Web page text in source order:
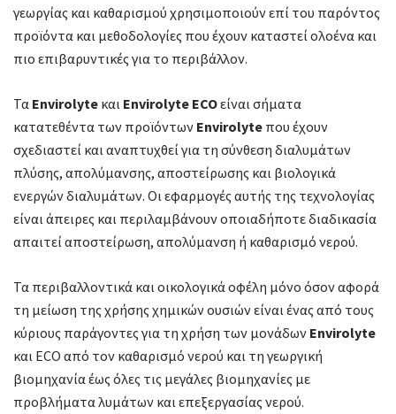
γεωργίας και καθαρισμού χρησιμοποιούν επί του παρόντος
προϊόντα και μεθοδολογίες που έχουν καταστεί ολοένα και
πιο επιβαρυντικές για το περιβάλλον.
Τα Envirolyte και Envirolyte ECOείναι σήματα
κατατεθέντα των προϊόντων Envirolyte που έχουν
σχεδιαστεί και αναπτυχθεί για τη σύνθεση διαλυμάτων
πλύσης, απολύμανσης, αποστείρωσης και βιολογικά
ενεργών διαλυμάτων. Οι εφαρμογές αυτής της τεχνολογίας
είναι άπειρες και περιλαμβάνουν οποιαδήποτε διαδικασία
απαιτεί αποστείρωση, απολύμανση ή καθαρισμό νερού.
Τα περιβαλλοντικά και οικολογικά οφέλη μόνο όσον αφορά
τη μείωση της χρήσης χημικών ουσιών είναι ένας από τους
κύριους παράγοντες για τη χρήση των μονάδων Envirolyte
και ECO από τον καθαρισμό νερού και τη γεωργική
βιομηχανία έως όλες τις μεγάλες βιομηχανίες με
προβλήματα λυμάτων και επεξεργασίας νερού.